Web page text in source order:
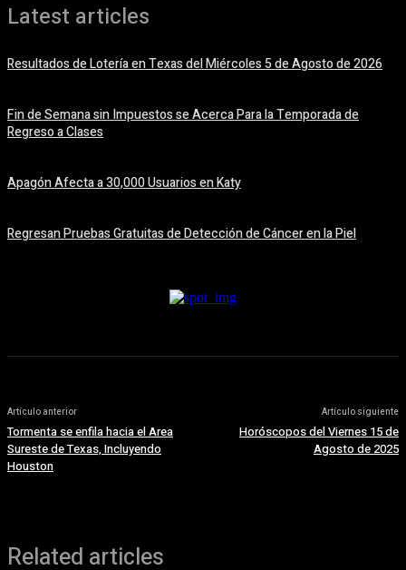
Latest articles
Resultados de Lotería en Texas del Miércoles 5 de Agosto de 2026
Fin de Semana sin Impuestos se Acerca Para la Temporada de
Regreso a Clases
Apagón Afecta a 30,000 Usuarios en Katy
Regresan Pruebas Gratuitas de Detección de Cáncer en la Piel
Artículo anterior
Tormenta se enfila hacia el Area
Sureste de Texas, Incluyendo
Houston
Artículo siguiente
Horóscopos del Viernes 15 de
Agosto de 2025
Related articles